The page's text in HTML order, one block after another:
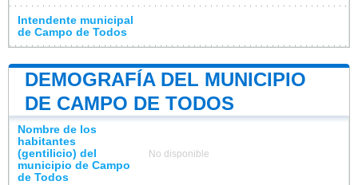
Intendente municipal
de Campo de Todos
DEMOGRAFÍA DEL MUNICIPIO
DE CAMPO DE TODOS
Nombre de los
habitantes
(gentilicio) del
municipio de Campo
de Todos
No disponible